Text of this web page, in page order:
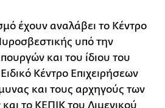
έχουν αναλάβει το Κέντρο
υπό την
και του ίδιου του
Κέντρο Επιχειρήσεων
και τους αρχηγούς των
το ΚΕΠΙΚ του Λιμενικού